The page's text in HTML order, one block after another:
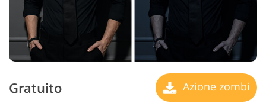
Gratuito Azione zombi